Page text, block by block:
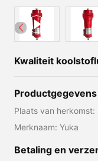
Kwaliteit
Productgegevens
Plaats van herkomst:
Merknaam: Yuka
Betaling en